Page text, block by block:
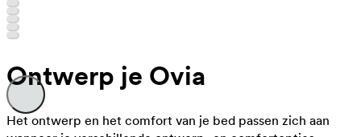
Ontwerp je Ovia
Het ontwerp en het comfort van je bed passen zich aan